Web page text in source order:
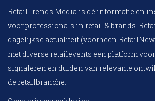
RetailTrends Media is dé informatie en
voor professionals in retail & brands.
dagelijkse actualiteit (voorheen
met diverse retailevents een platform
signaleren en duiden van relevante
de retailbranche.